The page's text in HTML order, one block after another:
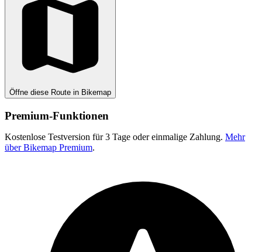
Öffne diese Route in Bikemap
Premium-Funktionen
Kostenlose Testversion für 3 Tage oder einmalige Zahlung. Mehr
über Bikemap Premium.